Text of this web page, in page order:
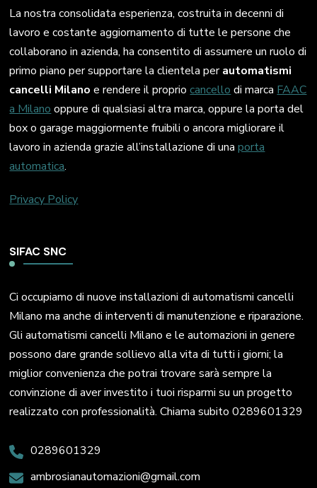
La nostra consolidata esperienza, costruita in decenni di
lavoro e costante aggiornamento di tutte le persone che
collaborano in azienda, ha consentito di assumere un ruolo di
primo piano per supportare la clientela perautomatismi
cancelli Milano e rendere il propriocancello di marca FAAC
a Milano oppure di qualsiasi altra marca, oppure la porta del
box o garage maggiormente fruibili o ancora migliorare il
lavoro in azienda grazie all’installazione di unaporta
automatica.
Privacy Policy
SIFAC SNC
Ci occupiamo di nuove installazioni di automatismi cancelli
Milano ma anche di interventi di manutenzione e riparazione.
Gli automatismi cancelli Milano e le automazioni in genere
possono dare grande sollievo alla vita di tutti i giorni; la
miglior convenienza che potrai trovare sarà sempre la
convinzione di aver investito i tuoi risparmi su un progetto
realizzato con professionalità. Chiama subito 0289601329
0289601329
ambrosianautomazioni@gmail.com